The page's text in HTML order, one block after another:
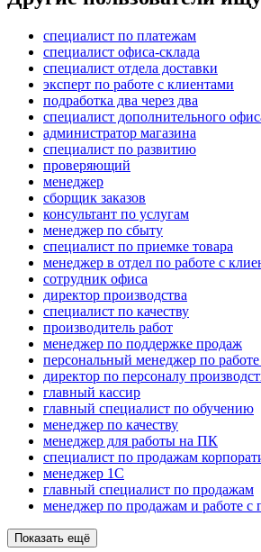
специалист по платежам
специалист офиса-склада
специалист отдела доставки
эксперт по работе с клиентами
подработка два через два
специалист дополнительного
администратор магазина
специалист по развитию
проверяющий
менеджер
сборщик заказов
консультант по услугам
менеджер по сбыту
специалист по приемке товара
менеджер в отдел по работе с
сотрудник офиса
директор производства
специалист по качеству
производитель работ
менеджер по поддержке продаж
персональный менеджер по
директор по персоналу
главный кассир
главный специалист по обучению
менеджер по качеству
менеджер для работы на ПК
специалист по продажам
менеджер 1С
главный специалист по продажам
менеджер по продажам и работе с
Показать ещё